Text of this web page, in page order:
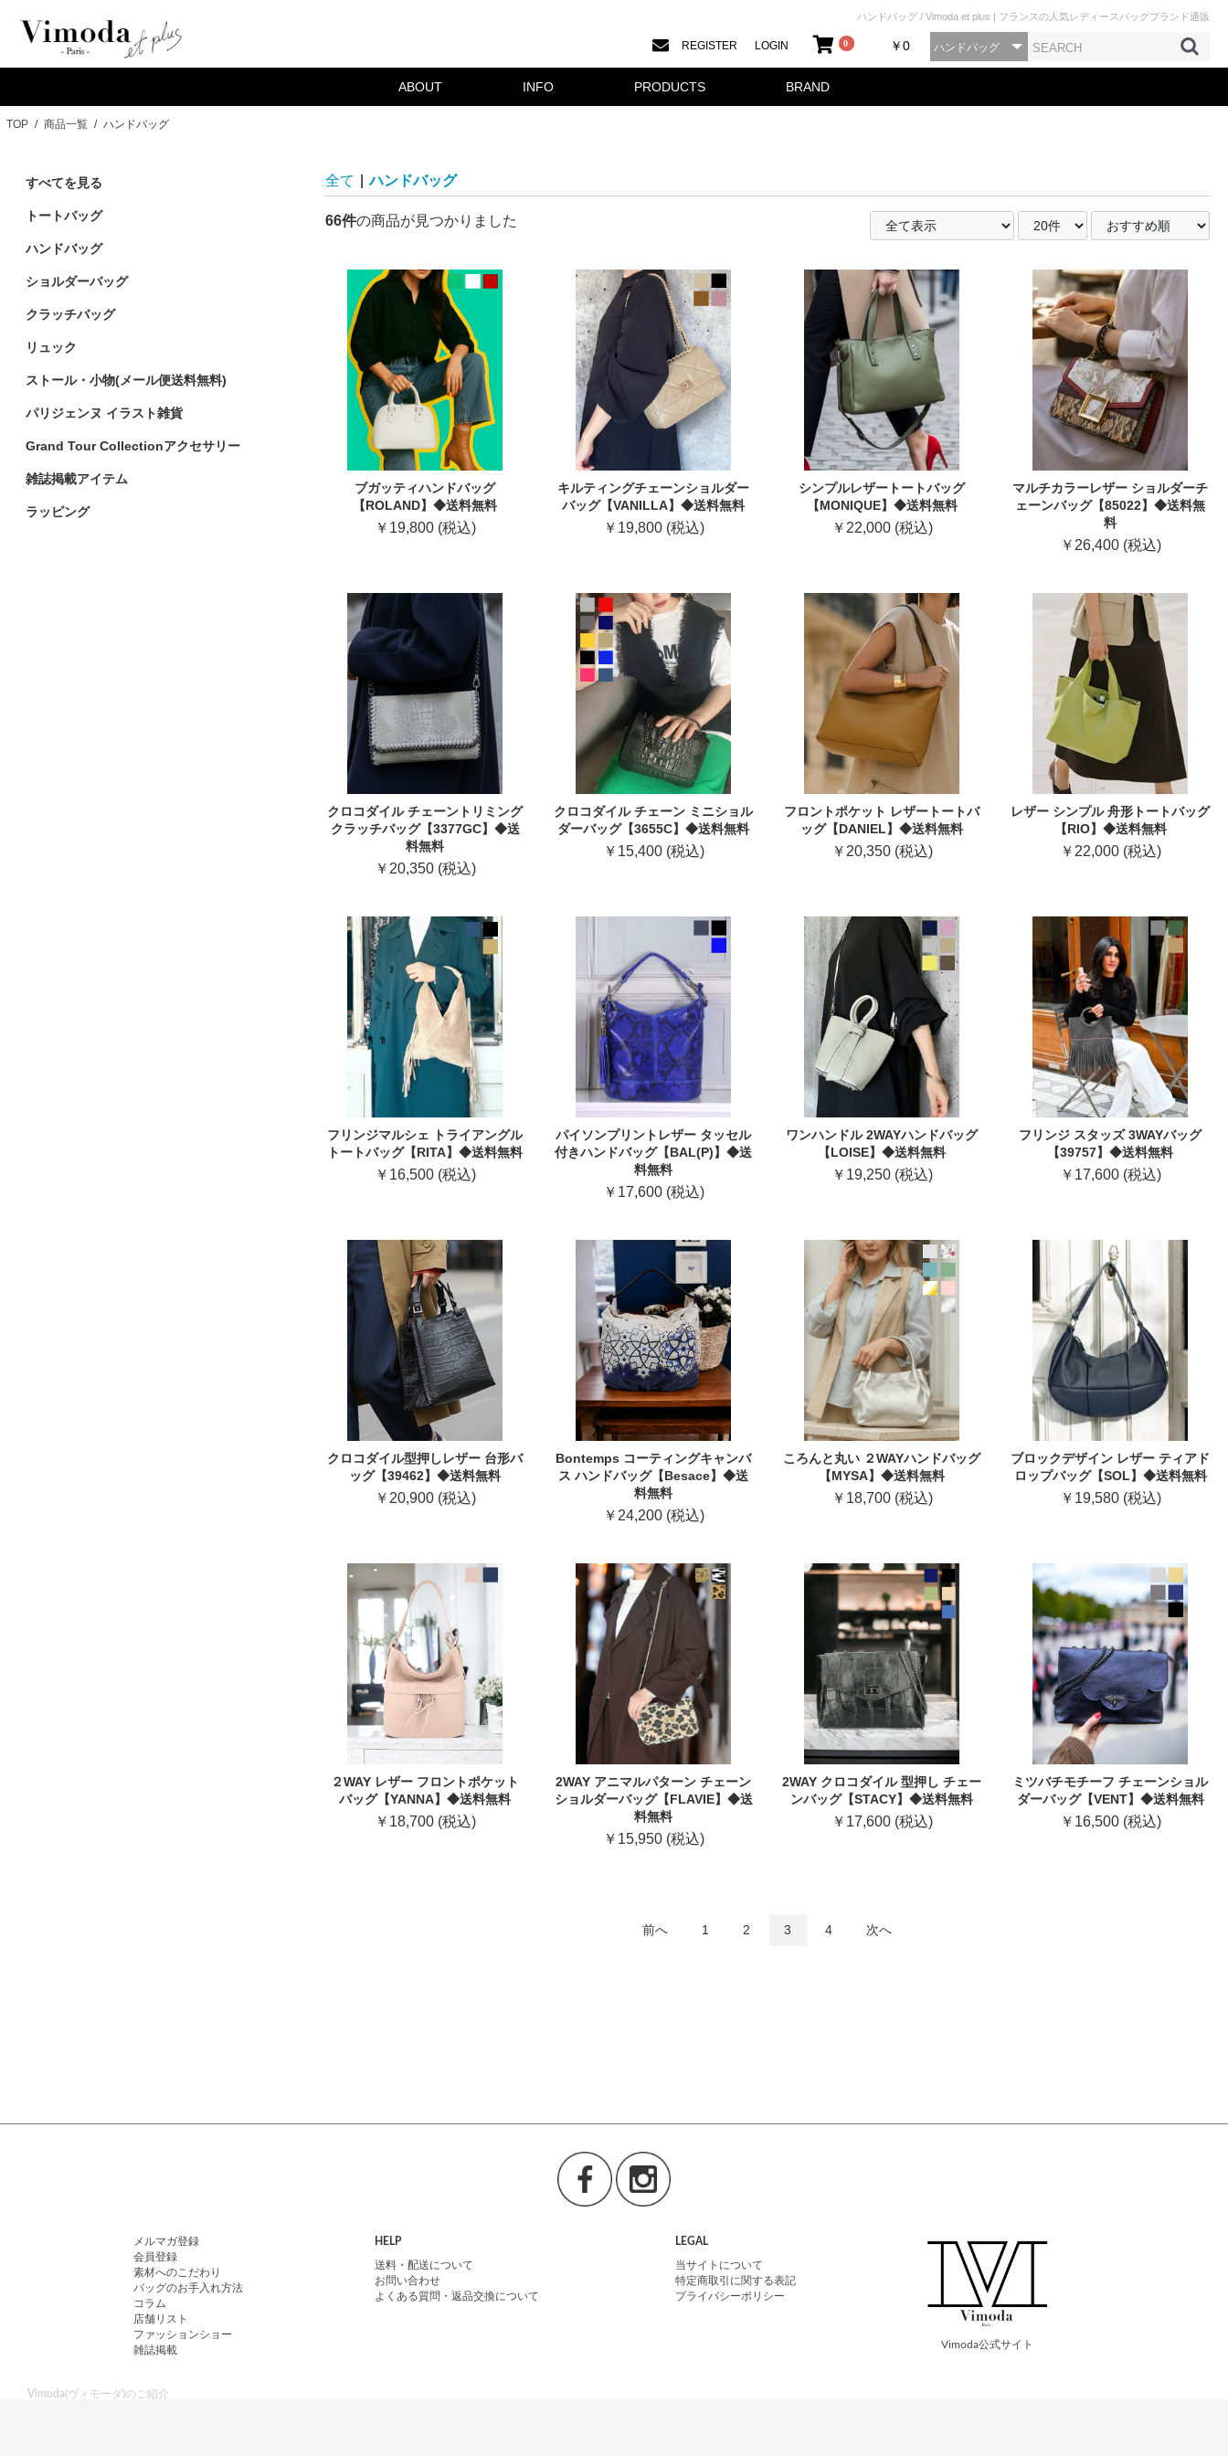
ハンドバッグ / Vimoda et plus | フランスの人気レディースバッグブランド通販
0 ￥0
REGISTER LOGIN
ABOUT INFO PRODUCTS BRAND
TOP / 商品一覧 / ハンドバッグ
すべてを見る
トートバッグ
ハンドバッグ
ショルダーバッグ
クラッチバッグ
リュック
ストール・小物(メール便送料無料)
パリジェンヌ イラスト雑貨
Grand Tour Collectionアクセサリー
雑誌掲載アイテム
ラッピング
全て ハンドバッグ
66件の商品が見つかりました
ブガッティハンドバッグ
【ROLAND】◆送料無料
￥19,800 (税込)
キルティングチェーンショルダー
バッグ【VANILLA】◆送料無料
￥19,800 (税込)
シンプルレザートートバッグ
【MONIQUE】◆送料無料
￥22,000 (税込)
マルチカラーレザー ショルダーチ
ェーンバッグ【85022】◆送料無
料
￥26,400 (税込)
クロコダイル チェーントリミング
クラッチバッグ【3377GC】◆送
料無料
￥20,350 (税込)
クロコダイル チェーン ミニショル
ダーバッグ【3655C】◆送料無料
￥15,400 (税込)
フロントポケット レザートートバ
ッグ【DANIEL】◆送料無料
￥20,350 (税込)
レザー シンプル 舟形トートバッグ
【RIO】◆送料無料
￥22,000 (税込)
フリンジマルシェ トライアングル
トートバッグ【RITA】◆送料無料
￥16,500 (税込)
パイソンプリントレザー タッセル
付きハンドバッグ【BAL(P)】◆送
料無料
￥17,600 (税込)
ワンハンドル 2WAYハンドバッグ
【LOISE】◆送料無料
￥19,250 (税込)
フリンジ スタッズ 3WAYバッグ
【39757】◆送料無料
￥17,600 (税込)
クロコダイル型押しレザー 台形バ
ッグ【39462】◆送料無料
￥20,900 (税込)
Bontemps コーティングキャンバ
ス ハンドバッグ【Besace】◆送
料無料
￥24,200 (税込)
ころんと丸い ２WAYハンドバッグ
【MYSA】◆送料無料
￥18,700 (税込)
ブロックデザイン レザー ティアド
ロップバッグ【SOL】◆送料無料
￥19,580 (税込)
２WAY レザー フロントポケット
バッグ【YANNA】◆送料無料
￥18,700 (税込)
2WAY アニマルパターン チェーン
ショルダーバッグ【FLAVIE】◆送
料無料
￥15,950 (税込)
2WAY クロコダイル 型押し チェー
ンバッグ【STACY】◆送料無料
￥17,600 (税込)
ミツバチモチーフ チェーンショル
ダーバッグ【VENT】◆送料無料
￥16,500 (税込)
前へ 1 2 3 4 次へ
メルマガ登録
会員登録
素材へのこだわり
バッグのお手入れ方法
コラム
店舗リスト
ファッションショー
雑誌掲載
HELP
送料・配送について
お問い合わせ
よくある質問・返品交換について
LEGAL
当サイトについて
特定商取引に関する表記
プライバシーポリシー
Vimoda公式サイト
Vimoda(ヴィモーダ)のご紹介